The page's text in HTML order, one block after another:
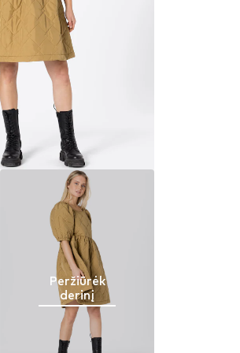
Peržiūrėk
derinį